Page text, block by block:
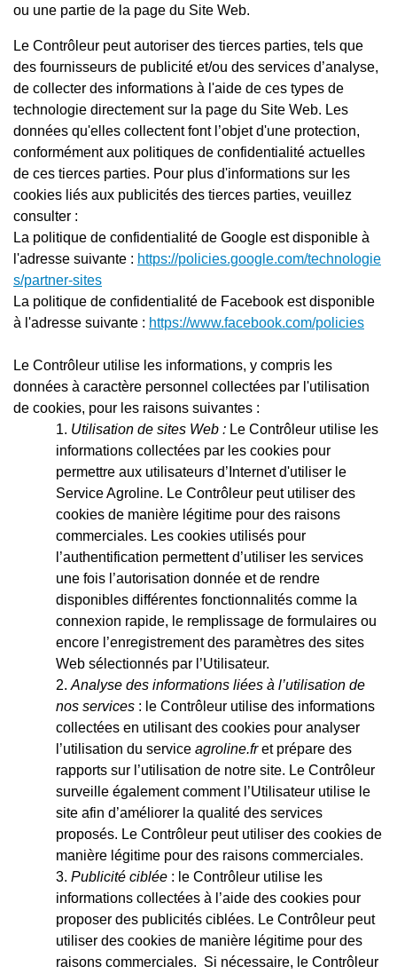
ou une partie de la page du Site Web.
Le Contrôleur peut autoriser des tierces parties, tels que
des fournisseurs de publicité et/ou des services d’analyse,
de collecter des informations à l'aide de ces types de
technologie directement sur la page du Site Web. Les
données qu'elles collectent font l’objet d'une protection,
conformément aux politiques de confidentialité actuelles
de ces tierces parties. Pour plus d'informations sur les
cookies liés aux publicités des tierces parties, veuillez
consulter :
La politique de confidentialité de Google est disponible à
l'adresse suivante : https://policies.google.com/technologie
s/partner-sites
La politique de confidentialité de Facebook est disponible
à l'adresse suivante : https://www.facebook.com/policies
Le Contrôleur utilise les informations, y compris les
données à caractère personnel collectées par l'utilisation
de cookies, pour les raisons suivantes :
Utilisation de sites Web : Le Contrôleur utilise les
informations collectées par les cookies pour
permettre aux utilisateurs d’Internet d'utiliser le
Service Agroline. Le Contrôleur peut utiliser des
cookies de manière légitime pour des raisons
commerciales. Les cookies utilisés pour
l’authentification permettent d’utiliser les services
une fois l’autorisation donnée et de rendre
disponibles différentes fonctionnalités comme la
connexion rapide, le remplissage de formulaires ou
encore l’enregistrement des paramètres des sites
Web sélectionnés par l’Utilisateur.
Analyse des informations liées à l’utilisation de
nos services : le Contrôleur utilise des informations
collectées en utilisant des cookies pour analyser
l’utilisation du service agroline.fret prépare des
rapports sur l’utilisation de notre site. Le Contrôleur
surveille également comment l’Utilisateur utilise le
site afin d’améliorer la qualité des services
proposés. Le Contrôleur peut utiliser des cookies de
manière légitime pour des raisons commerciales.
Publicité ciblée : le Contrôleur utilise les
informations collectées à l’aide des cookies pour
proposer des publicités ciblées. Le Contrôleur peut
utiliser des cookies de manière légitime pour des
raisons commerciales. Si nécessaire, le Contrôleur